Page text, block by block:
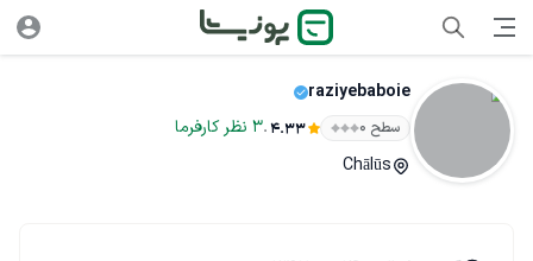
raziyebaboie
سطح ۰ 4.33
.
3 نظر کارفرما
Chālūs